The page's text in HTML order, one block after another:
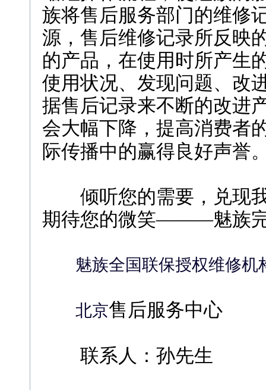
族将售后服务部门的维修
源，售后维修记录所反映
的产品，在使用时所产生
使用状况、发现问题、改
据售后记录来不断的改进
会大幅下降，提高消费者
际传播中的赢得良好声誉
倾听您的需要，兑现我
期待您的微笑―――魅族完
魅族全国联保授权维修机
北京售后服务中心
联系人：孙先生